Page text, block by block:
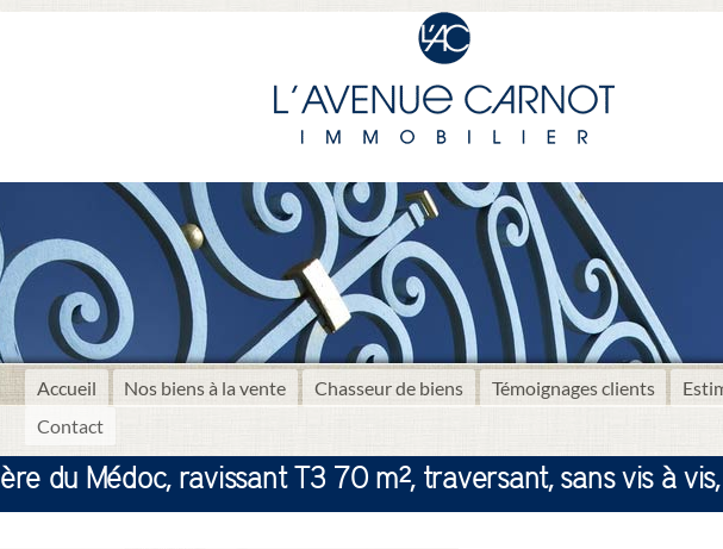
Accueil Nos biens à la vente Chasseur de biens Témoignages clients
Contact
du Médoc, ravissant T3 70 m², traversant, sans vis à